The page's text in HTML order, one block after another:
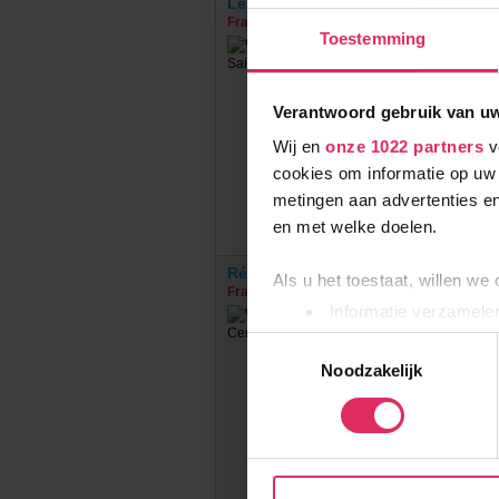
Toestemming
Verantwoord gebruik van
Wij en onze 1022 partners
cookies om informatie op
metingen aan advertenties
en met welke doelen.
Als u het toestaat, willen we
Informatie
Uw apparaat
Lees meer over hoe uw
toestemming op elk
social media te bieden en
Noodzakelijk
Le Village des Lapons
Frankrijk
€
Résidence Les Valmonts de Val
Frankrijk